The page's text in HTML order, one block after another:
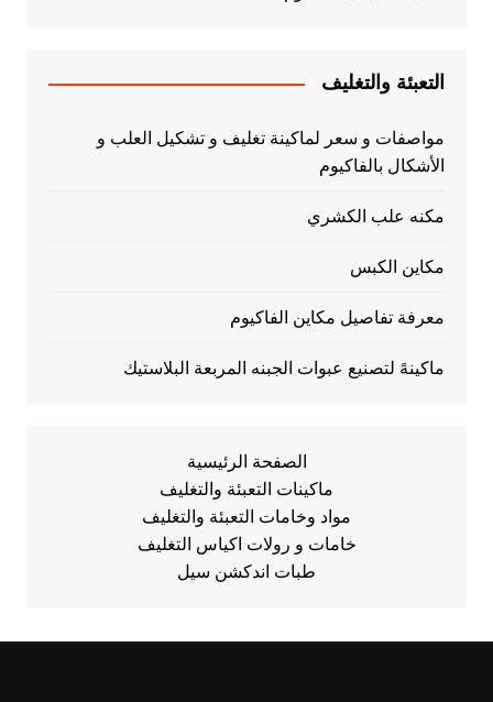
التعبئة والتغليف
مواصفات و سعر لماكينة تغليف و تشكيل العلب و
الأشكال بالفاكيوم
مكنه علب الكشري
مكاين الكبس
معرفة تفاصيل مكاين الفاكيوم
ماكينهً لتصنيع عبوات الجبنه المربعة البلاستيك
الصفحة الرئيسية
ماكينات التعبئة والتغليف
مواد وخامات التعبئة والتغليف
خامات و رولات اكياس التغليف
طبات اندكشن سيل